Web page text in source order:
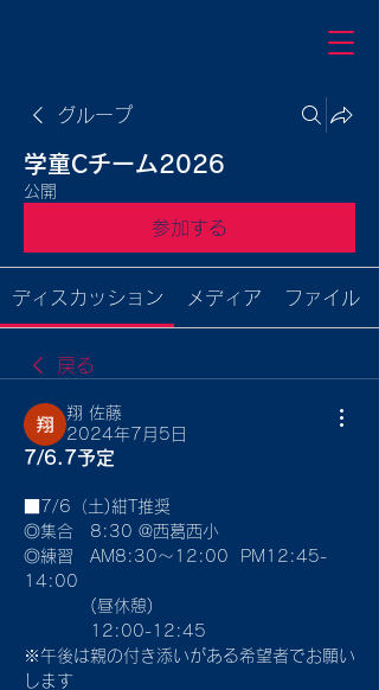
グループ
学童Cチーム2026
公開
参加する
ディスカッション メディア ファイル
戻る
翔 佐藤
2024年7月5日
7/6.7予定
■7/6（土)紺T推奨
◎集合　8:30 @西葛西小
◎練習　AM8:30〜12:00  PM12:45-
14:00
(昼休憩)
12:00-12:45
※午後は親の付き添いがある希望者でお願い
します